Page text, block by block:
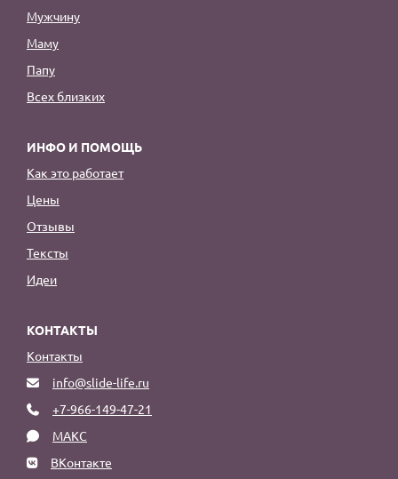
Мужчину
Маму
Папу
Всех близких
ИНФО И ПОМОЩЬ
Как это работает
Цены
Отзывы
Тексты
Идеи
КОНТАКТЫ
Контакты
info@slide-life.ru
+7-966-149-47-21
МАКС
ВКонтакте